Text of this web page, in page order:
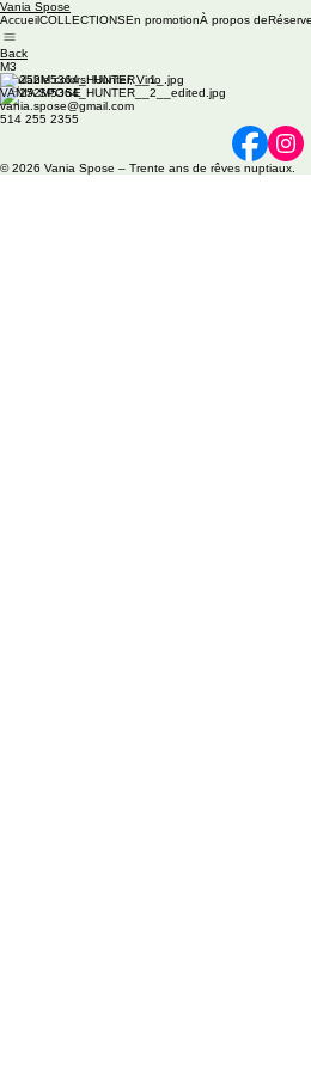
Vania Spose
AccueilCOLLECTIONSEn promotionÀ propos de
Back
M3
Available colors: Hunter, Vino
VANIA SPOSE
vania.spose@gmail.com
514 255 2355
© 2026 Vania Spose – Trente ans de rêves nuptiaux.